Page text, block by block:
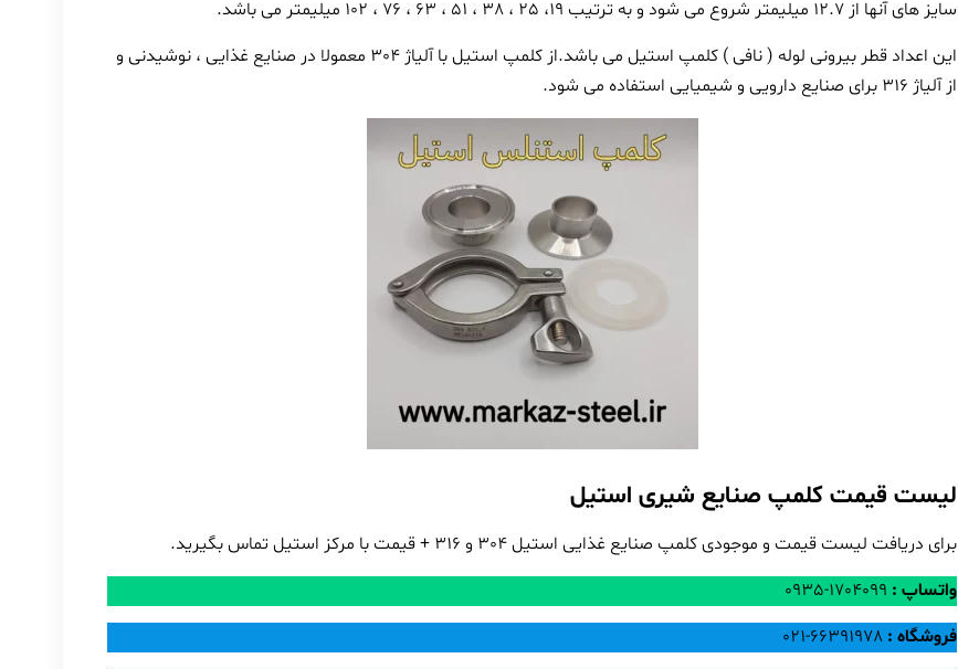
سایز های آنها از 12.7 میلیمتر شروع می شود و به ترتیب 19، 25 ، 38 ، 51 ، 63 ، 76 ، 102 میلیمتر می باشد.
این اعداد قطر بیرونی لوله ( نافی ) کلمپ استیل می باشد.از کلمپ استیل با آلیاژ 304 معمولا در صنایع غذایی ، نوشیدنی و
از آلیاژ 316 برای صنایع دارویی و شیمیایی استفاده می شود.
لیست قیمت کلمپ صنایع شیری استیل
برای دریافت لیست قیمت و موجودی کلمپ صنایع غذایی استیل 304 و 316 + قیمت با مرکز استیل تماس بگیرید.
واتساپ :
فروشگاه :